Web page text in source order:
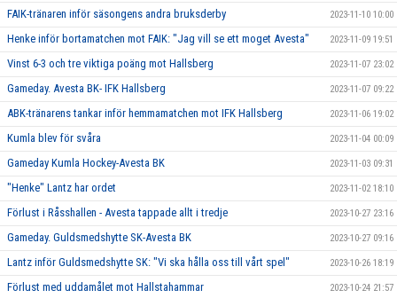
FAIK-tränaren inför säsongens andra bruksderby 2023-11-10 10:00
Henke inför bortamatchen mot FAIK: "Jag vill se ett moget Avesta" 2023-11-09 19:51
Vinst 6-3 och tre viktiga poäng mot Hallsberg 2023-11-07 23:02
Gameday. Avesta BK- IFK Hallsberg 2023-11-07 09:22
ABK-tränarens tankar inför hemmamatchen mot IFK Hallsberg 2023-11-06 19:02
Kumla blev för svåra 2023-11-04 00:09
Gameday Kumla Hockey-Avesta BK 2023-11-03 09:31
"Henke" Lantz har ordet 2023-11-02 18:10
Förlust i Råsshallen - Avesta tappade allt i tredje 2023-10-27 23:16
Gameday. Guldsmedshytte SK-Avesta BK 2023-10-27 09:16
Lantz inför Guldsmedshytte SK: "Vi ska hålla oss till vårt spel" 2023-10-26 18:19
Förlust med uddamålet mot Hallstahammar 2023-10-24 21:57